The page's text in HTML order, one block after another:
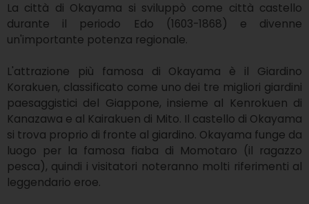
La città di Okayama si sviluppò come città castello
durante il periodo Edo (1603-1868) e divenne
un'importante potenza regionale.
L'attrazione più famosa di Okayama è il Giardino
Korakuen, classificato come uno dei tre migliori giardini
paesaggistici del Giappone, insieme al Kenrokuen di
Kanazawa e al Kairakuen di Mito. Il castello di Okayama
si trova proprio di fronte al giardino. Okayama funge da
luogo per la famosa fiaba di Momotaro (il ragazzo
pesca), quindi i visitatori noteranno molti riferimenti al
leggendario eroe.